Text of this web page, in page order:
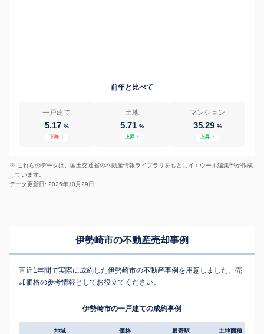
前年と比べて
一戸建て
5.17 %
下降 ↓
土地
5.71 %
上昇 ↑
マンション
35.29 %
上昇 ↑
※ これらのデータは、国土交通省の不動産情報ライブラリ をもとにイエウール編集部が作成
しています。
データ更新日: 2025年10月29日
伊勢崎市の不動産売却事例
直近1年間で実際に成約した伊勢崎市の不動産事例を用意しました。売
却価格の参考情報としてお役立てください。
伊勢崎市の一戸建ての成約事例
地域 価格 最寄駅 土地面積